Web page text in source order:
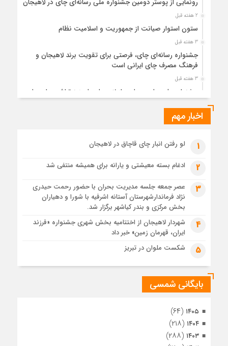
رونمایی از پوستر دومین جشنواره ملی رسانه‌ای چای در لاهیجان
2 هفته قبل
ستون استوار صیانت از جمهوریت و اسلامیت نظام
3 هفته قبل
جشنواره رسانه‌ای چای، فرصتی برای تقویت برند لاهیجان و
فرهنگ مصرف چای ایرانی است
3 هفته قبل
جشنواره ملی چای، حمایت از لاهیجان یا هزینه‌تراشی برای چای
3 هفته قبل
4 هفته قبل
رئوف
تصاویر هوایی مراسم تشییع پیکر مطهر آقای شهید ایران – مشهد
مراسم تشییع پیکر مطهر آقای شهید ایران – مشهد
تصاویری از تراکم جمعیت حاضر در میدان ثورهالعشرین نجف
اشرف
اخبار مهم
1 لو رفتن انبار چای قاچاق در لاهیجان
2 ادغام بسته معیشتی و یارانه برای همیشه منتفی شد
3
عصر جمعه جلسه مدیریت بحران با حضور رحمت حیدری
نژاد فرماندارشهرستان آستانه اشرفیه با شورا و دهیاران
بخش مرکزی و بندر کیاشهر برگزار شد.
4
شهردار لاهیجان از اختتامیه بخش شهری جشنواره «فرزند
ایران، قهرمان زمین» خبر داد
5 شکست ملوان در تبریز
بایگانی شمسی
۱۴۰۵ (۶۴)
۱۴۰۴ (۲۱۸)
۱۴۰۳ (۲۸۸)